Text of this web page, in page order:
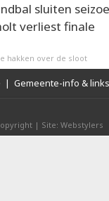
sluiten
verliest finale
hakken over de sloot
| Gemeente-info & links
| Site: Webstylers